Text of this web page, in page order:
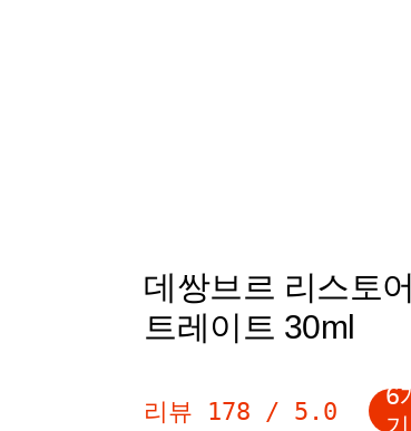
데쌍브르 리스토
트레이트 30ml
리뷰 178 / 5.0
6